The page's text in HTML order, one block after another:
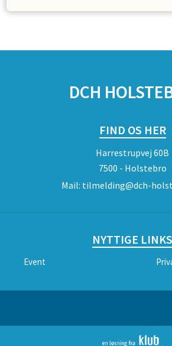
DCH
FIND OS HER
Harrestrupvej 60B
7500 - Holstebro
Mail: tilmelding@dch-
NYTTIGE LINKS
Event